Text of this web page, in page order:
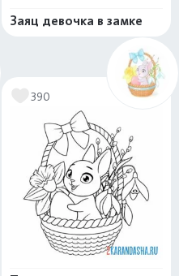
Заяц девочка в замке
390